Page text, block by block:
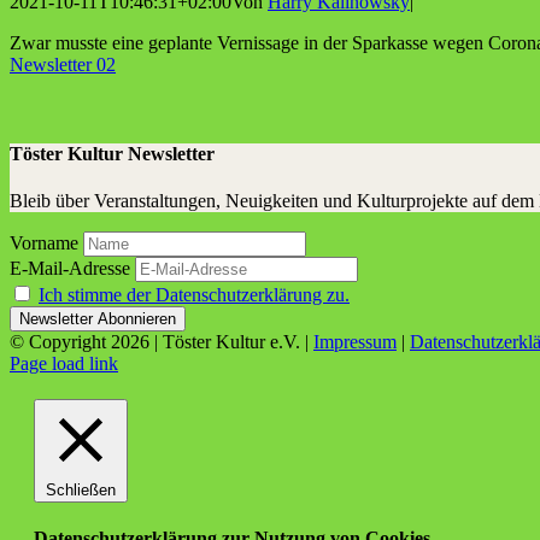
Zwar muss­te eine geplan­te Ver­nis­sa­ge in der Spar­kas­se wegen
News­let­ter 02
Töster Kultur Newsletter
Bleib über Veranstaltungen, Neuigkeiten und Kulturprojekte auf dem
Vorname
E-Mail-Adresse
Ich stimme der Datenschutzerklärung zu.
© Copyright 2026 | Töster Kultur e.V. | Impressum |
Facebook
X
Instagram
YouTube
Page load link
Schließen